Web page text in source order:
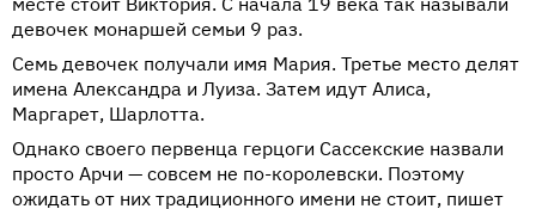
девочек монаршей семьи 9 раз.
Семь девочек получали имя Мария. Третье место делят
имена Александра и Луиза. Затем идут Алиса,
Маргарет, Шарлотта.
Однако своего первенца герцоги Сассекские назвали
просто Арчи — совсем не по-королевски. Поэтому
ожидать от них традиционного имени не стоит, пишет